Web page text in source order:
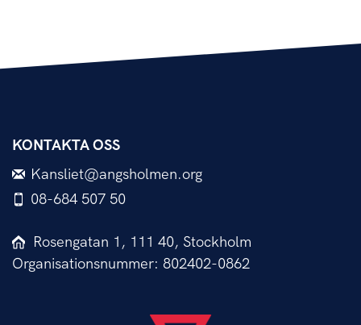
KONTAKTA OSS
Kansliet@angsholmen.org
08-684 507 50
Rosengatan 1, 111 40, Stockholm
Organisationsnummer: 802402-0862